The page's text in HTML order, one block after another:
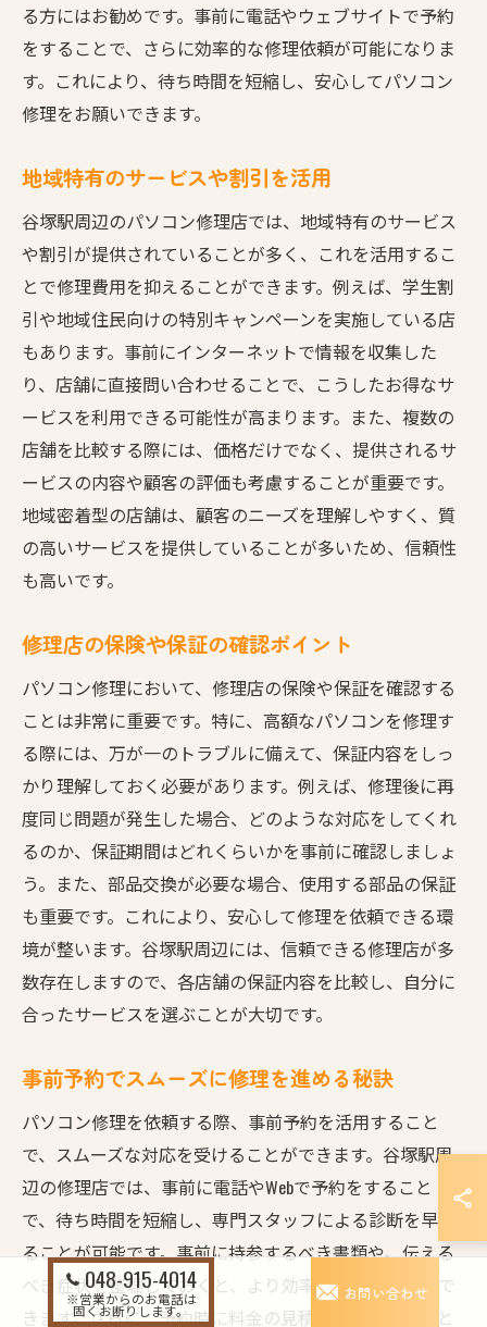
る方にはお勧めです。事前に電話やウェブサイトで予約
をすることで、さらに効率的な修理依頼が可能になりま
す。これにより、待ち時間を短縮し、安心してパソコン
修理をお願いできます。
地域特有のサービスや割引を活用
谷塚駅周辺のパソコン修理店では、地域特有のサービス
や割引が提供されていることが多く、これを活用するこ
とで修理費用を抑えることができます。例えば、学生割
引や地域住民向けの特別キャンペーンを実施している店
もあります。事前にインターネットで情報を収集した
り、店舗に直接問い合わせることで、こうしたお得なサ
ービスを利用できる可能性が高まります。また、複数の
店舗を比較する際には、価格だけでなく、提供されるサ
ービスの内容や顧客の評価も考慮することが重要です。
地域密着型の店舗は、顧客のニーズを理解しやすく、質
の高いサービスを提供していることが多いため、信頼性
も高いです。
修理店の保険や保証の確認ポイント
パソコン修理において、修理店の保険や保証を確認する
ことは非常に重要です。特に、高額なパソコンを修理す
る際には、万が一のトラブルに備えて、保証内容をしっ
かり理解しておく必要があります。例えば、修理後に再
度同じ問題が発生した場合、どのような対応をしてくれ
るのか、保証期間はどれくらいかを事前に確認しましょ
う。また、部品交換が必要な場合、使用する部品の保証
も重要です。これにより、安心して修理を依頼できる環
境が整います。谷塚駅周辺には、信頼できる修理店が多
数存在しますので、各店舗の保証内容を比較し、自分に
合ったサービスを選ぶことが大切です。
事前予約でスムーズに修理を進める秘訣
パソコン修理を依頼する際、事前予約を活用すること
で、スムーズな対応を受けることができます。谷塚駅周
辺の修理店では、事前に電話やWebで予約をすること
で、待ち時間を短縮し、専門スタッフによる診断を早め
ることが可能です。事前に持参するべき書類や、伝える
べき症状を整理しておくと、より効率的な修理が期待で
きます。さらに、予約時に料金の見積もりを受けること
048-915-4014
※営業からのお電話は
固くお断りします。
お問い合わせ